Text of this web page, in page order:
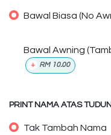
Bawal Biasa (No
Bawal Awning
+ RM 10.00
PRINT NAMA ATAS
Tak Tambah Nama